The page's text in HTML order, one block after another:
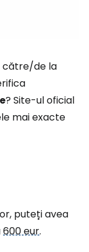
către/de la
? Site-ul oficial
mai exacte
puteți avea
600 eur.